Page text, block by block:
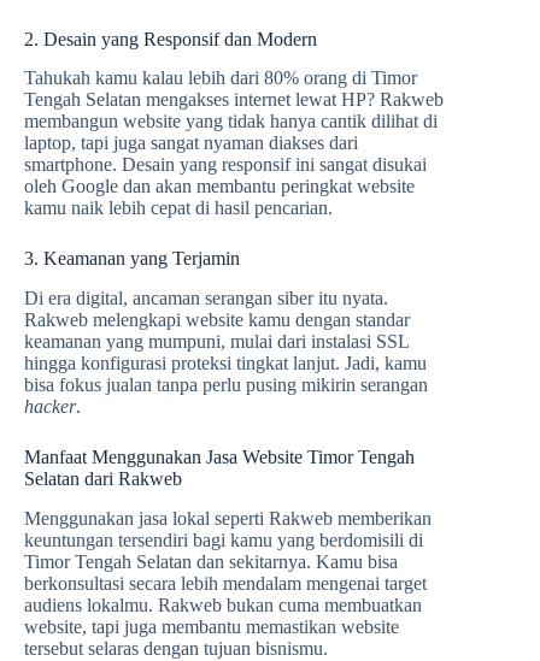
2. Desain yang Responsif dan Modern
Tahukah kamu kalau lebih dari 80% orang di Timor
Tengah Selatan mengakses internet lewat HP? Rakweb
membangun website yang tidak hanya cantik dilihat di
laptop, tapi juga sangat nyaman diakses dari
smartphone. Desain yang responsif ini sangat disukai
oleh Google dan akan membantu peringkat website
kamu naik lebih cepat di hasil pencarian.
3. Keamanan yang Terjamin
Di era digital, ancaman serangan siber itu nyata.
Rakweb melengkapi website kamu dengan standar
keamanan yang mumpuni, mulai dari instalasi SSL
hingga konfigurasi proteksi tingkat lanjut. Jadi, kamu
bisa fokus jualan tanpa perlu pusing mikirin serangan
hacker.
Manfaat Menggunakan Jasa Website Timor Tengah
Selatan dari Rakweb
Menggunakan jasa lokal seperti Rakweb memberikan
keuntungan tersendiri bagi kamu yang berdomisili di
Timor Tengah Selatan dan sekitarnya. Kamu bisa
berkonsultasi secara lebih mendalam mengenai target
audiens lokalmu. Rakweb bukan cuma membuatkan
website, tapi juga membantu memastikan website
tersebut selaras dengan tujuan bisnismu.